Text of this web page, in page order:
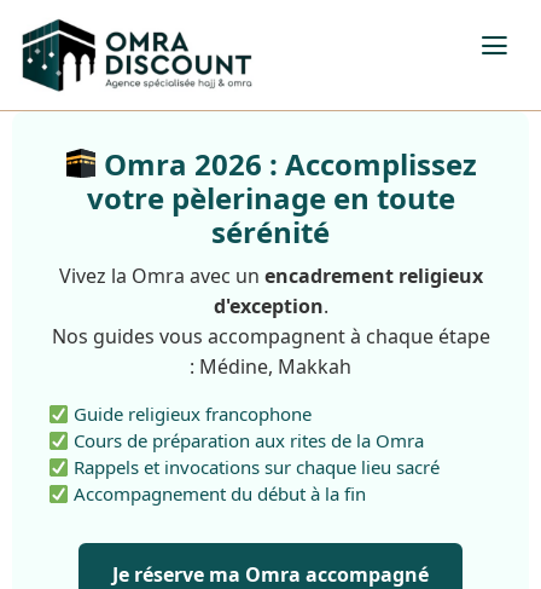
Omra 2026 : Accomplissez
votre pèlerinage en toute
sérénité
Vivez la Omra avec un encadrement religieux
d'exception.
Nos guides vous accompagnent à chaque étape
: Médine, Makkah
Guide religieux francophone
Cours de préparation aux rites de la Omra
Rappels et invocations sur chaque lieu sacré
Accompagnement du début à la fin
Je réserve ma Omra accompagné